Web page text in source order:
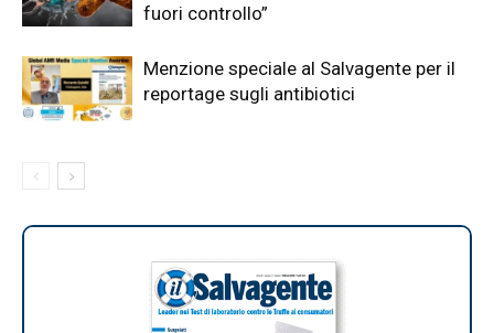
fuori controllo”
Menzione speciale al Salvagente per il
reportage sugli antibiotici